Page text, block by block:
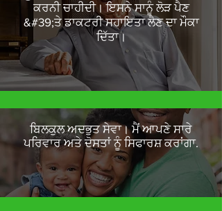
ਕਰਨੀ ਚਾਹੀਦੀ। ਇਸਨੇ ਸਾਨੂੰ ਲੋੜ ਪੈਣ
&#39;ਤੇ ਡਾਕਟਰੀ ਸਹਾਇਤਾ ਲੈਣ ਦਾ ਮੌਕਾ
ਦਿੱਤਾ।
ਬਿਲਕੁਲ ਅਦਭੁਤ ਸੇਵਾ। ਮੈਂ ਆਪਣੇ ਸਾਰੇ
ਪਰਿਵਾਰ ਅਤੇ ਦੋਸਤਾਂ ਨੂੰ ਸਿਫਾਰਸ਼ ਕਰਾਂਗਾ.